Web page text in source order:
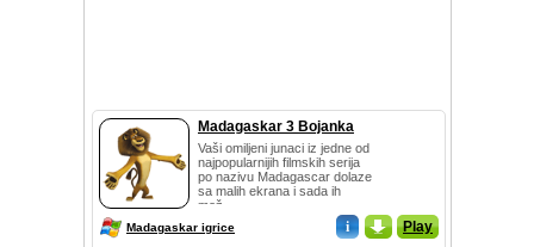
Madagaskar 3 Bojanka
Vaši omiljeni junaci iz jedne od
najpopularnijih filmskih serija
po nazivu Madagascar dolaze
sa malih ekrana i sada ih
mož...
Madagaskar igrice i _ Play